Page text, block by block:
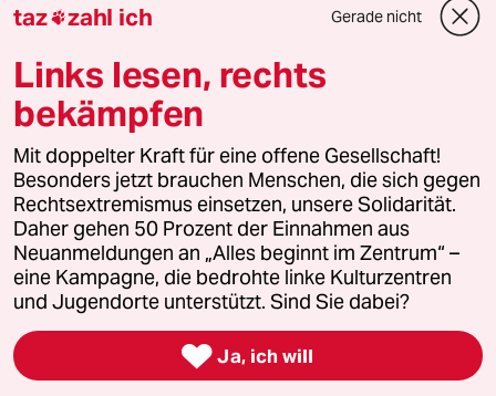
Downloads für Abonnierende
© 2026 taz Verlags und Vertriebs GmbH
Alle Rechte vorbehalten. Bei rechtlichen Fragen oder für Genehmigungen
wenden Sie sich bitte an
lizenzen@taz.de
Feedback Redaktionsstatut Kommune-Richtlinien
Leitlinie Informant Datenschutz Impressum AGB
Seitenwende Einwilligungen widerrufen (Ads)
taz zahl ich Gerade nicht
Links lesen, rechts
bekämpfen
Mit doppelter Kraft für eine offene Gesellschaft!
Besonders jetzt brauchen Menschen, die sich gegen
Rechtsextremismus einsetzen, unsere Solidarität.
Daher gehen 50 Prozent der Einnahmen aus
Neuanmeldungen an „Alles beginnt im Zentrum“ –
eine Kampagne, die bedrohte linke Kulturzentren
und Jugendorte unterstützt. Sind Sie dabei?
 Ja, ich will